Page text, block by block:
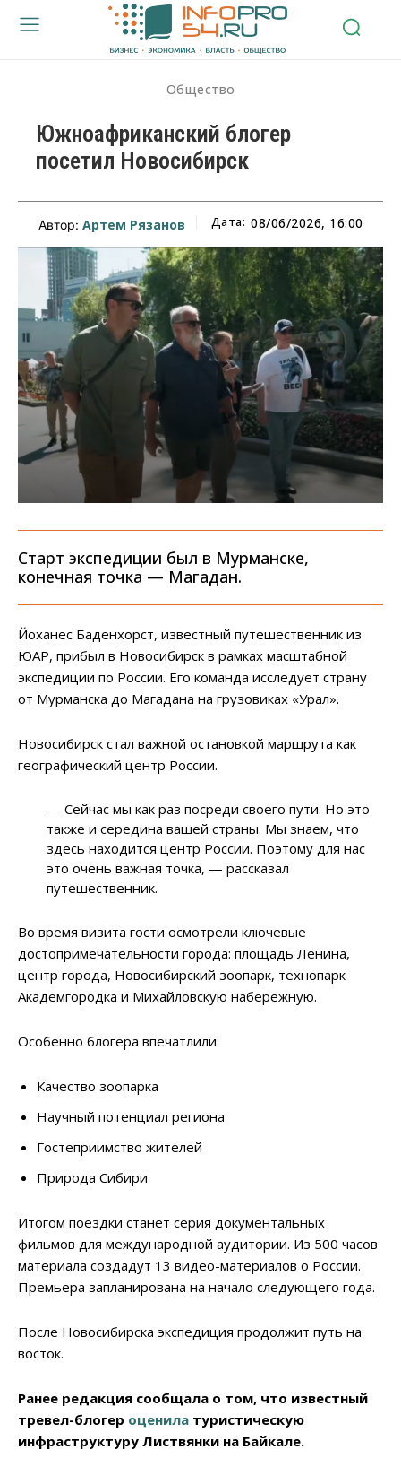
Общество
Южноафриканский блогер
посетил Новосибирск
Автор: Артем Рязанов Дата: 08/06/2026, 16:00
Старт экспедиции был в Мурманске,
конечная точка — Магадан.
Йоханес Баденхорст, известный путешественник из
ЮАР, прибыл в Новосибирск в рамках масштабной
экспедиции по России. Его команда исследует страну
от Мурманска до Магадана на грузовиках «Урал».
Новосибирск стал важной остановкой маршрута как
географический центр России.
— Сейчас мы как раз посреди своего пути. Но это
также и середина вашей страны. Мы знаем, что
здесь находится центр России. Поэтому для нас
это очень важная точка, — рассказал
путешественник.
Во время визита гости осмотрели ключевые
достопримечательности города: площадь Ленина,
центр города, Новосибирский зоопарк, технопарк
Академгородка и Михайловскую набережную.
Особенно блогера впечатлили:
Качество зоопарка
Научный потенциал региона
Гостеприимство жителей
Природа Сибири
Итогом поездки станет серия документальных
фильмов для международной аудитории. Из 500 часов
материала создадут 13 видео-материалов о России.
Премьера запланирована на начало следующего года.
После Новосибирска экспедиция продолжит путь на
восток.
Ранее редакция сообщала о том, что известный
тревел-блогер оценила туристическую
инфраструктуру Листвянки на Байкале.